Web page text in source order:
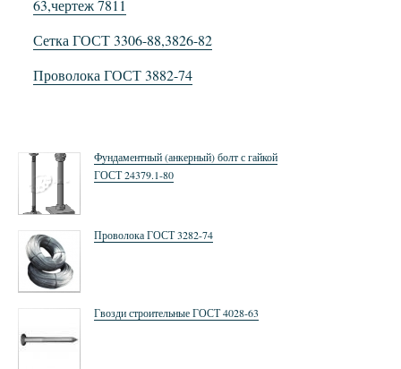
63,чертеж 7811
Сетка ГОСТ 3306-88,3826-82
Проволока ГОСТ 3882-74
Фундаментный (анкерный) болт с гайкой
ГОСТ 24379.1-80
Проволока ГОСТ 3282-74
Гвозди строительные ГОСТ 4028-63